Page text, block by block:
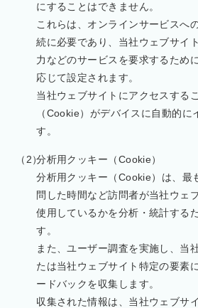
にすることはできません。
これらは、オンラインサービスへ
続に必要であり、当社ウェブサイ
力などのサービスを要求するため
応じて設定されます。
当社ウェブサイトにアクセスする
（Cookie）がデバイスに自動的に
す。
分析用クッキー（Cookie）
分析用クッキー（Cookie）は、最
問した時間など訪問者が当社ウェ
使用しているかを分析・統計する
す。
また、ユーザー調査を実施し、当
たは当社ウェブサイト特定の要素
ードバックを収集します。
収集された情報は、当社ウェブサ